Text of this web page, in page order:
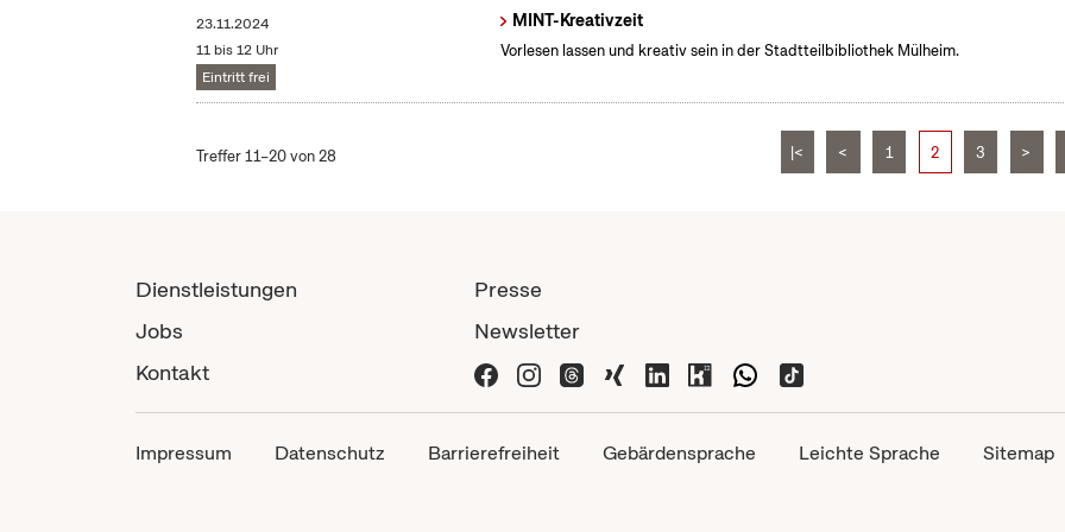
23.11.2024
11 bis 12 Uhr
Eintritt frei
MINT-Kreativzeit
Vorlesen lassen und kreativ sein in der Stadtteilbibliothek Mülheim.
Treffer 11–20 von 28 |< < 1 2 3 >
Dienstleistungen
Jobs
Kontakt
Presse
Newsletter
Impressum Datenschutz Barrierefreiheit Gebärdensprache Leichte Sprache Sitemap